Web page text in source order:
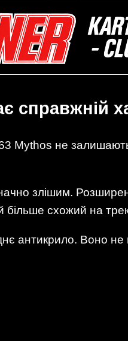
справжній
Mythos не
злішим.
більше схожий на
антикрило. Воно